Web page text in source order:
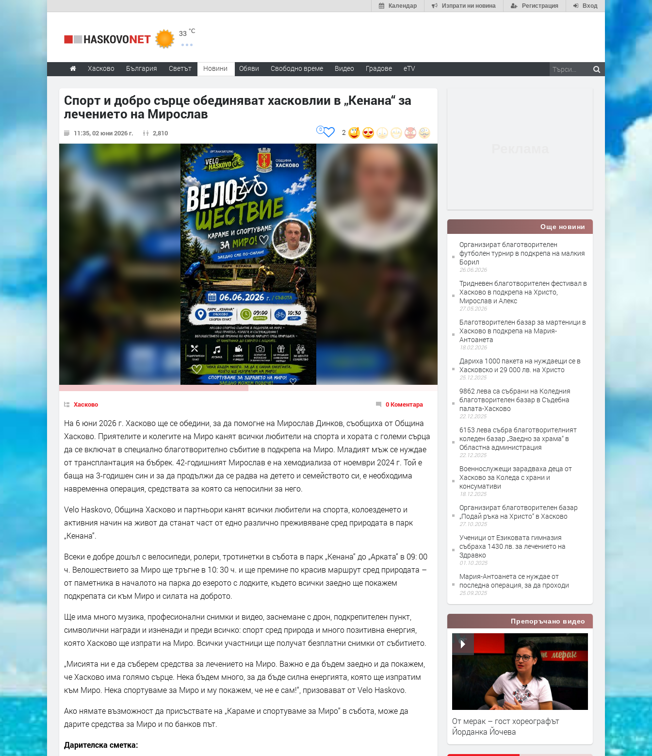
Вход
Регистрация
Изпрати ни новина
Календар
33 °C
Хасково България Светът Новини Обяви Свободно време Видео Градове eTV
Спорт и добро сърце обединяват хасковлии в „Кенана“ за
лечението на Мирослав
11:35, 02 юни 2026 г. 2,810 2
0
Хасково 0 Коментара
На 6 юни 2026 г. Хасково ще се обедини, за да помогне на Мирослав Динков, съобщиха от Община
Хасково. Приятелите и колегите на Миро канят всички любители на спорта и хората с големи сърца
да се включат в специално благотворително събитие в подкрепа на Миро. Младият мъж се нуждае
от трансплантация на бъбрек. 42-годишният Мирослав е на хемодиализа от ноември 2024 г. Той е
баща на 3-годишен син и за да продължи да се радва на детето и семейството си, е необходима
навременна операция, средствата за която са непосилни за него.
Velo Haskovo, Община Хасково и партньори канят всички любители на спорта, колоезденето и
активния начин на живот да станат част от едно различно преживяване сред природата в парк
„Кенана“.
Всеки е добре дошъл с велосипеди, ролери, тротинетки в събота в парк „Кенана“ до „Арката“ в 09: 00
ч. Велошествието за Миро ще тръгне в 10: 30 ч. и ще премине по красив маршрут сред природата –
от паметника в началото на парка до езерото с лодките, където всички заедно ще покажем
подкрепата си към Миро и силата на доброто.
Ще има много музика, професионални снимки и видео, заснемане с дрон, подкрепителен пункт,
символични награди и изненади и преди всичко: спорт сред природа и много позитивна енергия,
която Хасково ще изпрати на Миро. Всички участници ще получат безплатни снимки от събитието.
„Мисията ни е да съберем средства за лечението на Миро. Важно е да бъдем заедно и да покажем,
че Хасково има голямо сърце. Нека бъдем много, за да бъде силна енергията, която ще изпратим
към Миро. Нека спортуваме за Миро и му покажем, че не е сам!“, призовават от Velo Haskovo.
Ако нямате възможност да присъствате на „Караме и спортуваме за Миро“ в събота, може да
дарите средства за Миро и по банков път.
Дарителска сметка:
Още новини
Организират благотворителен
футболен турнир в подкрепа на малкия
Борил
26.06.2026
Тридневен благотворителен фестивал в
Хасково в подкрепа на Христо,
Мирослав и Алекс
27.05.2026
Благотворителен базар за мартеници в
Хасково в подкрепа на Мария-
Антоанета
18.02.2026
Дариха 1000 пакета на нуждаещи се в
Хасковско и 29 000 лв. на Христо
25.12.2025
9862 лева са събрани на Коледния
благотворителен базар в Съдебна
палата-Хасково
22.12.2025
6153 лева събра благотворителният
коледен базар „Заедно за храма“ в
Областна администрация
22.12.2025
Военнослужещи зарадваха деца от
Хасково за Коледа с храни и
консумативи
18.12.2025
Организират благотворителен базар
„Подай ръка на Христо“ в Хасково
27.10.2025
Ученици от Езиковата гимназия
събраха 1430 лв. за лечението на
Здравко
01.10.2025
Мария-Антоанета се нуждае от
последна операция, за да проходи
25.09.2025
Препоръчано видео
От мерак – гост хореографът
Йорданка Йочева